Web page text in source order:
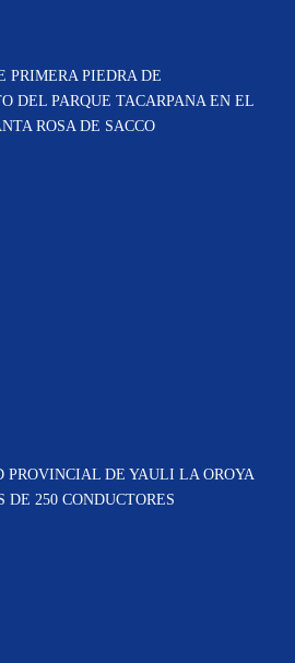
PRIMERA PIEDRA DE
DEL PARQUE TACARPANA EN EL
ROSA DE SACCO
PROVINCIAL DE YAULI LA OROYA
DE 250 CONDUCTORES